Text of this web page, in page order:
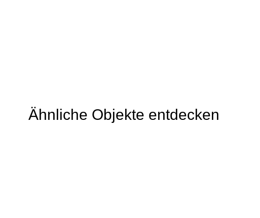
Ähnliche Objekte entdecken